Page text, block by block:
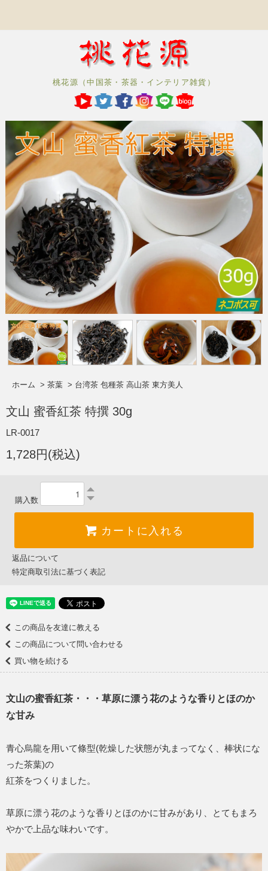
桃花源（中国茶・茶器・インテリア雑貨）
ホーム > 茶葉 > 台湾茶 包種茶 高山茶 東方美人
文山 蜜香紅茶 特撰 30g
LR-0017
1,728円(税込)
購入数
カートに入れる
返品について
特定商取引法に基づく表記
この商品を友達に教える
この商品について問い合わせる
買い物を続ける
文山の蜜香紅茶・・・草原に漂う花のような香りとほのか
な甘み
青心烏龍を用いて條型(乾燥した状態が丸まってなく、棒状にな
った茶葉)の
紅茶をつくりました。
草原に漂う花のような香りとほのかに甘みがあり、とてもまろ
やかで上品な味わいです。